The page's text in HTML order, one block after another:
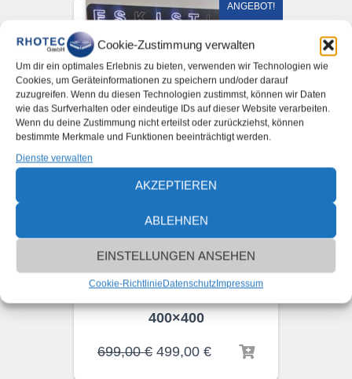
Cookie-Zustimmung verwalten
Um dir ein optimales Erlebnis zu bieten, verwenden wir Technologien wie
Cookies, um Geräteinformationen zu speichern und/oder darauf
zuzugreifen. Wenn du diesen Technologien zustimmst, können wir Daten
wie das Surfverhalten oder eindeutige IDs auf dieser Website verarbeiten.
Wenn du deine Zustimmung nicht erteilst oder zurückziehst, können
bestimmte Merkmale und Funktionen beeinträchtigt werden.
Dienste verwalten
AKZEPTIEREN
ABLEHNEN
EINSTELLUNGEN ANSEHEN
Cookie-RichtlinieDatenschutzImpressum
ANGEBOT!
SONDERANFERTIGUNGEN
400×400
699,00€ 499,00 €